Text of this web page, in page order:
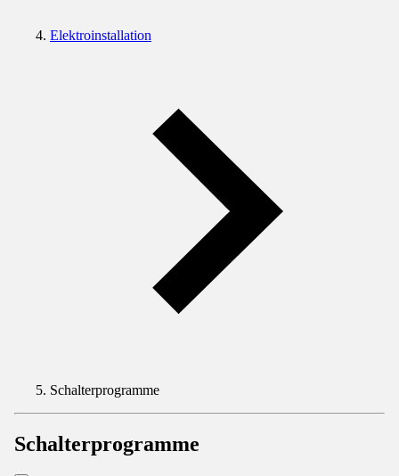
Elektroinstallation
Schalterprogramme
Schalterprogramme